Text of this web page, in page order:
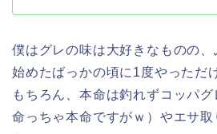
僕はグレの味は大好きなものの
始めたばっかの頃に1度やっただ
もちろん、本命は釣れずコッパ
命っちゃ本命ですがｗ）やエサ